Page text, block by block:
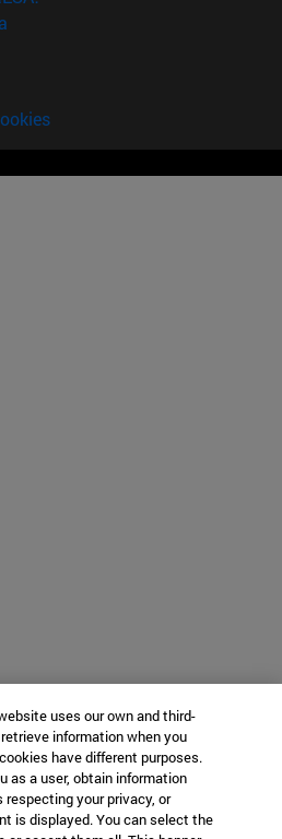
uses our own and third-
information when you
have different purposes.
as a user, obtain information
your privacy, or
is displayed. You can select the